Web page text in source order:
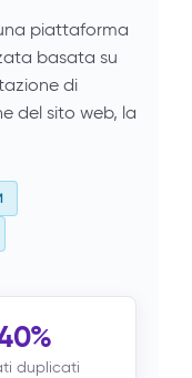
piattaforma
basata su
di
del sito web, la
duplicati